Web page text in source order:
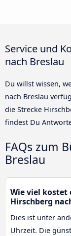
Service und
nach Breslau
Du willst wissen,
nach Breslau
die Strecke
findest Du
FAQs zum
Breslau
Wie viel kostet
Hirschberg
Dies ist unter
Uhrzeit. Die